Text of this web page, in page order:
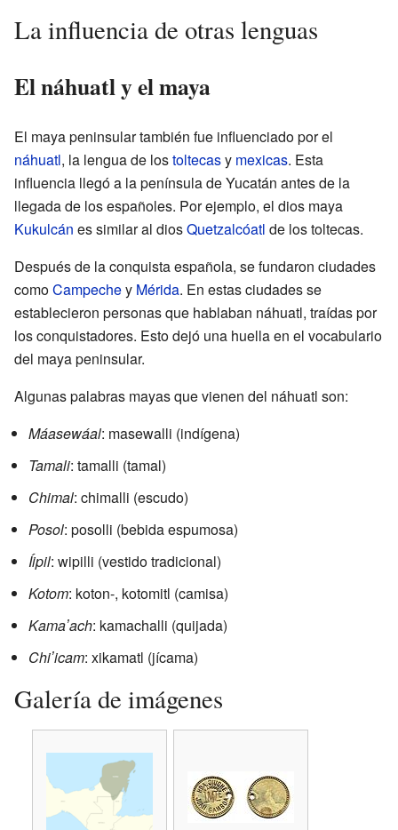
La influencia de otras lenguas
El náhuatl y el maya
El maya peninsular también fue influenciado por el
náhuatl, la lengua de lostoltecasy mexicas. Esta
influencia llegó a la península de Yucatán antes de la
llegada de los españoles. Por ejemplo, el dios maya
Kukulcán es similar al diosQuetzalcóatl de los toltecas.
Después de la conquista española, se fundaron ciudades
comoCampechey Mérida. En estas ciudades se
establecieron personas que hablaban náhuatl, traídas por
los conquistadores. Esto dejó una huella en el vocabulario
del maya peninsular.
Algunas palabras mayas que vienen del náhuatl son:
Máasewáal: masewalli (indígena)
Tamali: tamalli (tamal)
Chimal: chimalli (escudo)
Posol: posolli (bebida espumosa)
Íipil: wipilli (vestido tradicional)
Kotom: koton-, kotomitl (camisa)
Kamaʼach: kamachalli (quijada)
Chiʼicam: xikamatl (jícama)
Galería de imágenes